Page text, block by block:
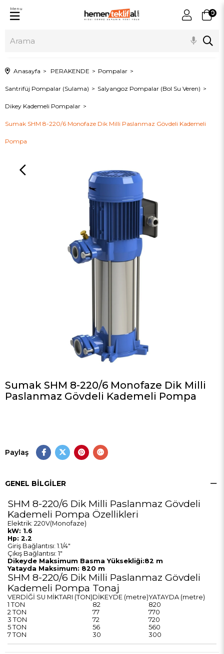
0
Menu
Anasayfa PERAKENDE Pompalar
Santrifüj Pompalar (Sulama) Salyangoz Pompalar (Bol Su Veren)
Dikey Kademeli Pompalar
Sumak SHM 8-220/6 Monofaze Dik Milli Paslanmaz Gövdeli Kademeli
Pompa
Sumak SHM 8-220/6 Monofaze Dik Milli
Paslanmaz Gövdeli Kademeli Pompa
Paylaş
GENEL BILGILER
SHM 8-220/6 Dik Milli Paslanmaz Gövdeli
Kademeli Pompa Özellikleri
Elektrik: 220V(Monofaze)
kW: 1.6
Hp: 2.2
Giriş Bağlantısı: 1.1/4"
Çıkış Bağlantısı: 1"
Dikeyde Maksimum Basma Yüksekliği:82 m
Yatayda Maksimum: 820 m
SHM 8-220/6 Dik Milli Paslanmaz Gövdeli
Kademeli Pompa Tonaj
VERDİĞİ SU MİKTARI (TON)DİKEYDE (metre)YATAYDA (metre)
1 TON
82
820
2 TON
77
770
3 TON
72
720
5 TON
56
560
7 TON
30 300